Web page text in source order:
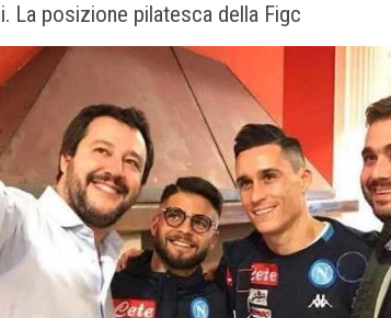
La posizione pilatesca della Figc